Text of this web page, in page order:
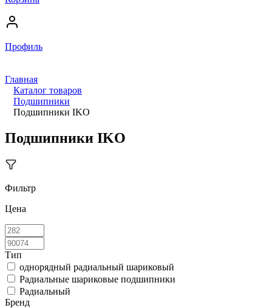
Профиль
Главная
Каталог товаров
Подшипники
Подшипники IKO
Подшипники IKO
Фильтр
Цена
Тип
однорядный радиальный шариковый
Радиальные шариковые подшипники
Радиальный
Бренд